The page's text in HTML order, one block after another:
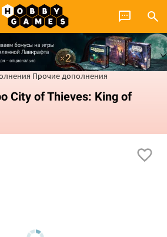
Прочие дополнения
City of Thieves: King of